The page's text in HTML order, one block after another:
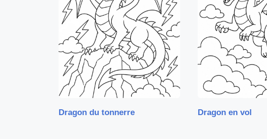
Dragon du tonnerre Dragon en vol